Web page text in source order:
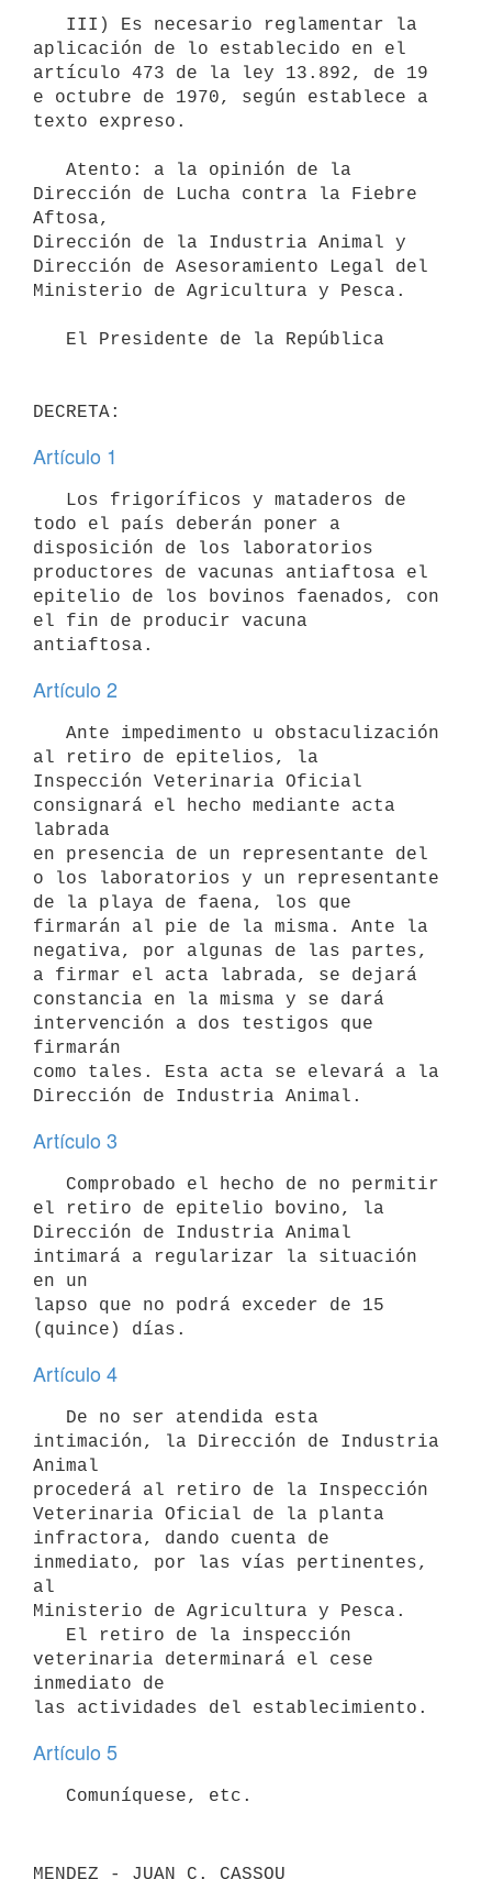
aplicación de lo establecido en el
artículo 473 de la ley 13.892, de 19
e octubre de 1970, según establece a
texto expreso.
Dirección de Lucha contra la Fiebre
Aftosa,
Dirección de la Industria Animal y
Dirección de Asesoramiento Legal del
Ministerio de Agricultura y Pesca.
Artículo 1
todo el país deberán poner a
disposición de los laboratorios
productores de vacunas antiaftosa el
epitelio de los bovinos faenados, con
el fin de producir vacuna
Artículo 2
al retiro de epitelios, la
Inspección Veterinaria Oficial
consignará el hecho mediante acta
labrada
en presencia de un representante del
o los laboratorios y un representante
de la playa de faena, los que
firmarán al pie de la misma. Ante la
negativa, por algunas de las partes,
a firmar el acta labrada, se dejará
constancia en la misma y se dará
intervención a dos testigos que
firmarán
como tales. Esta acta se elevará a la
Artículo 3
el retiro de epitelio bovino, la
Dirección de Industria Animal
intimará a regularizar la situación
en un
lapso que no podrá exceder de 15
Artículo 4
intimación, la Dirección de Industria
Animal
procederá al retiro de la Inspección
Veterinaria Oficial de la planta
infractora, dando cuenta de
inmediato, por las vías pertinentes,
al
Ministerio de Agricultura y Pesca.
veterinaria determinará el cese
inmediato de
Artículo 5